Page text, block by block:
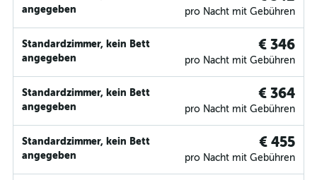
angegeben
pro Nacht mit Gebühren
Standardzimmer, kein Bett
angegeben
€ 346
pro Nacht mit Gebühren
Standardzimmer, kein Bett
angegeben
€ 364
pro Nacht mit Gebühren
Standardzimmer, kein Bett
angegeben
€ 455
pro Nacht mit Gebühren